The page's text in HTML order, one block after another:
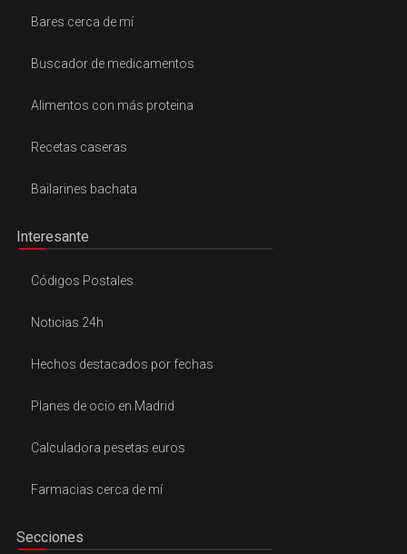
Bares cerca de mí
Buscador de medicamentos
Alimentos con más proteina
Recetas caseras
Bailarines bachata
Interesante
Códigos Postales
Noticias 24h
Hechos destacados por fechas
Planes de ocio en Madrid
Calculadora pesetas euros
Farmacias cerca de mí
Secciones